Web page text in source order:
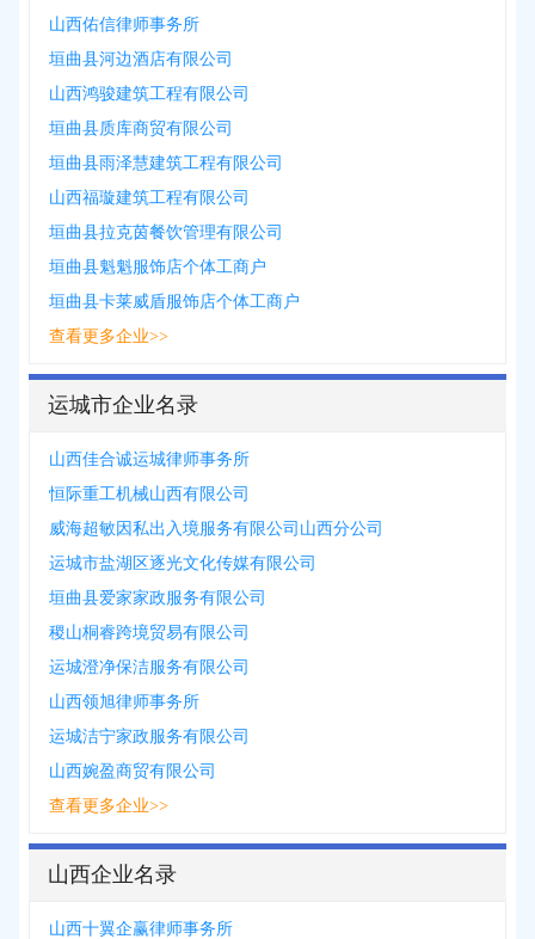
山西佑信律师事务所
垣曲县河边酒店有限公司
山西鸿骏建筑工程有限公司
垣曲县质库商贸有限公司
垣曲县雨泽慧建筑工程有限公司
山西福璇建筑工程有限公司
垣曲县拉克茵餐饮管理有限公司
垣曲县魁魁服饰店个体工商户
垣曲县卡莱威盾服饰店个体工商户
查看更多企业>>
运城市企业名录
山西佳合诚运城律师事务所
恒际重工机械山西有限公司
威海超敏因私出入境服务有限公司山西分公司
运城市盐湖区逐光文化传媒有限公司
垣曲县爱家家政服务有限公司
稷山桐睿跨境贸易有限公司
运城澄净保洁服务有限公司
山西领旭律师事务所
运城洁宁家政服务有限公司
山西婉盈商贸有限公司
查看更多企业>>
山西企业名录
山西十翼企赢律师事务所